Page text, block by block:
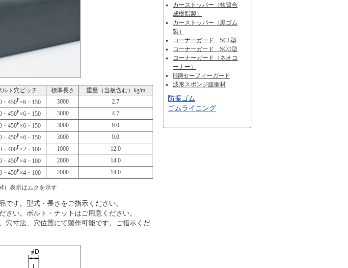
ルト穴ピッチ 標準長さ
重量（当板含む）kg/m
・450P×6・150 3000
2.7
・450P×6・150 3000
4.7
・450P×6・150 3000
9.0
・450P×6・150 3000
9.0
・400P×2・100 1000
12.0
・450P×4・100 2000
14.0
・450P×4・100 2000 14.0
表示はムクを示す
です。型式・長さをご指示ください。
さい。ボルト・ナットはご用意ください。
穴寸法、穴位置にて製作可能です。ご指示くだ
カーストッパー（軟質合
成樹脂製）
カーストッパー（黒ゴム
製）
コーナーガード SCL型
コーナーガード SCO型
コーナーガード（ネオコ
ーナー）
H鋼セーフィーガード
波形スポンジ緩衝材
防振ゴム
ゴムライニング